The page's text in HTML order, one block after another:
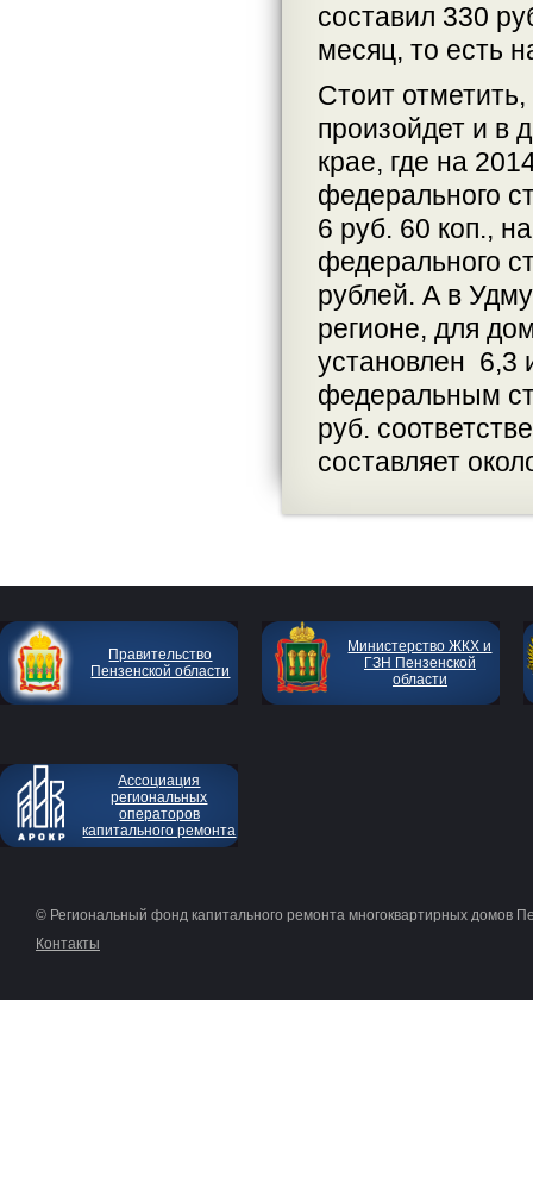
составил 330
месяц, то есть
Стоит
произойдет и в
крае, где на
федерального
6 руб. 60 коп.,
федерального
рублей. А в
регионе, для
установлен 6,3
федеральным
руб.
составляет
Правительство
Пензенской области
Министерство ЖКХ и
ГЗН Пензенской
области
Ассоциация
региональных
операторов
капитального ремонта
© Региональный фонд капитального ремонта многоквартирных домов
Контакты